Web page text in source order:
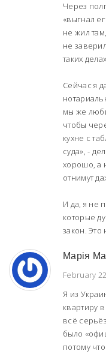
Через
«выгнал
не жил
не
таких
Сейчас я
мы же
чтобы
кухне с
суда», -
хорошо, а
отнимут
И да, я не
которые
закон. Это
Марія
February
Я из
квартиру
всё
было
потому